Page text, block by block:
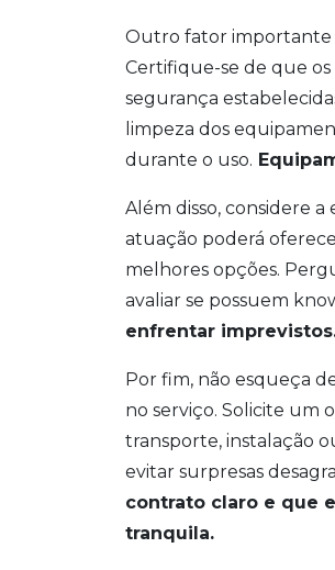
Outro fator importante
Certifique-se de que os
segurança
limpeza dos
durante o uso.
Além disso, considere
atuação poderá
melhores opções.
avaliar se possuem
enfrentar
Por fim, não esqueça
no serviço. Solicite um
transporte, instalação
evitar surpresas
contrato claro e que
tranquila.